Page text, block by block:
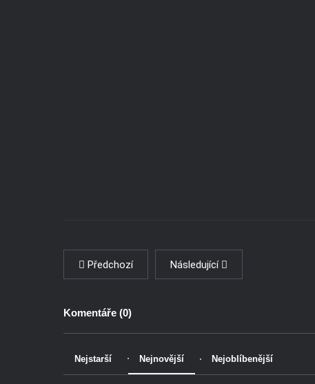
Předchozí Následující
Komentáře (0)
Nejstarší Nejnovější Nejoblíbenější